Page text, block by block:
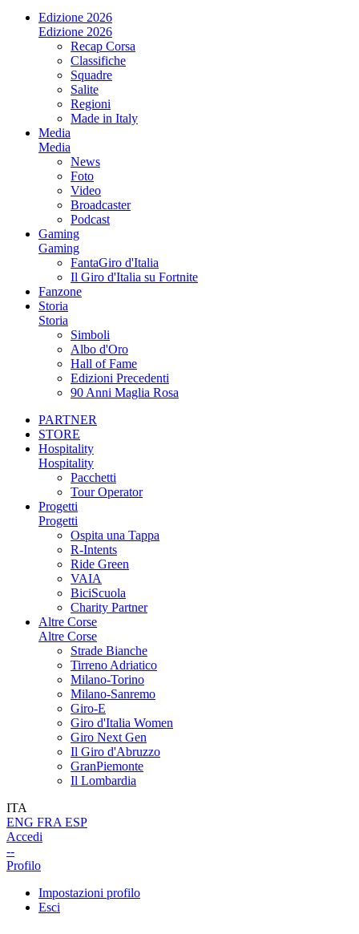
Edizione 2026
Edizione 2026
Recap Corsa
Classifiche
Squadre
Salite
Regioni
Made in Italy
Media
Media
News
Foto
Video
Broadcaster
Podcast
Gaming
Gaming
FantaGiro d'Italia
Il Giro d'Italia su Fortnite
Fanzone
Storia
Storia
Simboli
Albo d'Oro
Hall of Fame
Edizioni Precedenti
90 Anni Maglia Rosa
PARTNER
STORE
Hospitality
Hospitality
Pacchetti
Tour Operator
Progetti
Progetti
Ospita una Tappa
R-Intents
Ride Green
VAIA
BiciScuola
Charity Partner
Altre Corse
Altre Corse
Strade Bianche
Tirreno Adriatico
Milano-Torino
Milano-Sanremo
Giro-E
Giro d'Italia Women
Giro Next Gen
Il Giro d'Abruzzo
GranPiemonte
Il Lombardia
ITA
ENG FRA ESP
Accedi
--
Profilo
Impostazioni profilo
Esci